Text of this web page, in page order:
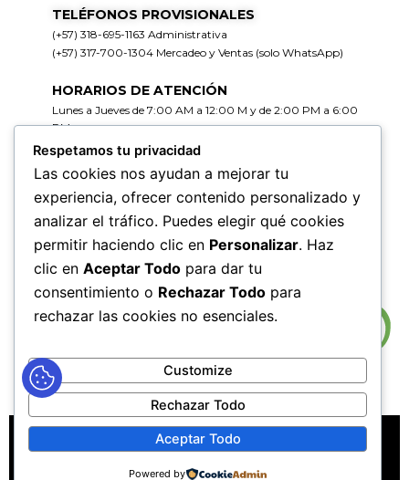
TELÉFONOS PROVISIONALES
(+57) 318-695-1163 Administrativa
(+57) 317-700-1304 Mercadeo y Ventas (solo WhatsApp)
HORARIOS DE ATENCIÓN
Lunes a Jueves de 7:00 AM a 12:00 M y de 2:00 PM a 6:00
PM
Viernes de 7:00 AM a 12:00 M y de 2:00 PM a 5:00 PM
HORARIOS DE RADICACIÓN DE
CORRESPONDENCIA
Lunes a Jueves de 7:30 AM a 11:30 AM y de 2:00 PM a 5:00
PM
Viernes de 7:30 AM a 11:30 PM y de 2:00 PM a 4:00 PM
MAPA DEL SITIOPOLÍTICAS DE PRIVACIDAD
POLÍTICAS DE DERECHOS DE AUTOR
Respetamos tu privacidad
Las cookies nos ayudan a mejorar tu
experiencia, ofrecer contenido personalizado y
analizar el tráfico. Puedes elegir qué cookies
permitir haciendo clic en Personalizar. Haz
clic en Aceptar Todo para dar tu
consentimiento o Rechazar Todo para
rechazar las cookies no esenciales.
Customize
Rechazar Todo
Aceptar Todo
Powered by